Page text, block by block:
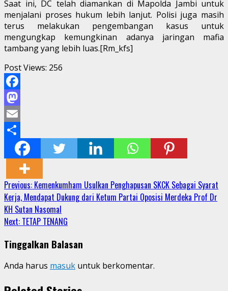
Saat ini, DC telah diamankan di Mapolda Jambi untuk
menjalani proses hukum lebih lanjut. Polisi juga masih
terus melakukan pengembangan kasus untuk
mengungkap kemungkinan adanya jaringan mafia
tambang yang lebih luas.[Rm_kfs]
Post Views: 256
Facebook
Mastodon
Email
Share
Continue
Reading
Previous: Kemenkumham Usulkan Penghapusan SKCK Sebagai Syarat
Kerja, Mendapat Dukung dari Ketum Partai Oposisi Merdeka Prof Dr
KH Sutan Nasomal
Next: TETAP TENANG
Tinggalkan Balasan
Anda harus masuk untuk berkomentar.